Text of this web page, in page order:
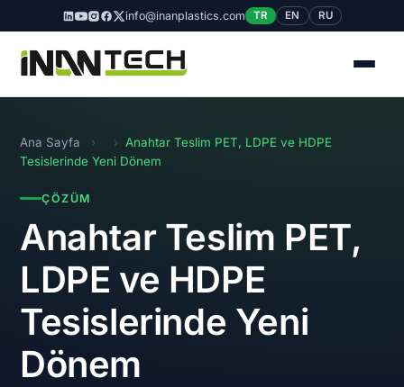
info@inanplastics.com TR EN RU
Ana Sayfa › ›
Anahtar Teslim PET, LDPE ve HDPE
Tesislerinde Yeni Dönem
ÇÖZÜM
Anahtar Teslim PET,
LDPE ve HDPE
Tesislerinde Yeni
Dönem